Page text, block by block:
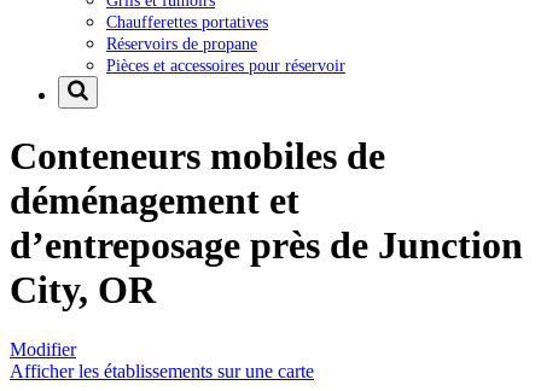
Chaufferettes portatives
Réservoirs de propane
Pièces et accessoires pour réservoir
Conteneurs mobiles de
déménagement et
d’entreposage près de Junction
City, OR
Modifier
Afficher les établissements sur une carte